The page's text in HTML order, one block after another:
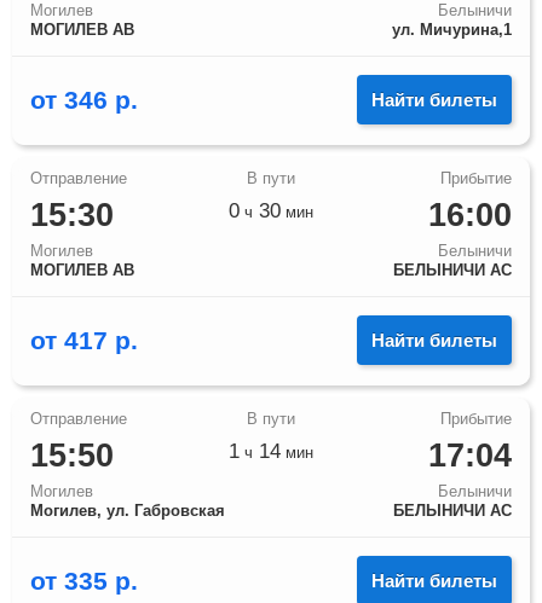
Могилев
МОГИЛЕВ АВ
Белыничи
ул. Мичурина,1
от 346 р. Найти билеты
15:30
Могилев
МОГИЛЕВ АВ
16:00
Белыничи
БЕЛЫНИЧИ АС
0 ч 30 мин
от 417 р. Найти билеты
15:50
Могилев
Могилев, ул. Габровская
17:04
Белыничи
БЕЛЫНИЧИ АС
1 ч 14 мин
от 335 р. Найти билеты